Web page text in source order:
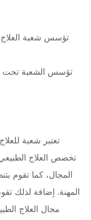
تخصص العلاج
المجال، كما تقوم
المهنة. إضافة لذلك
مجال العلاج